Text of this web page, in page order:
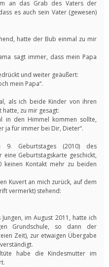
an das Grab des Vaters der
es auch sein Vater (gewesen)
hatte der Bub einmal zu mir
sagt immer, dass mein Papa
und weiter geäußert:
mein Papa“.
als ich beide Kinder von ihren
zu mir gesagt:
in den Himmel kommen sollte,
ja für immer bei Dir, Dieter“.
9. Geburtstages (2010) des
eine Geburtstagskarte geschickt,
Kontakt mehr zu beiden
Kuvert an mich zurück, auf dem
vermerkt) stehend:
im August 2011, hatte ich
Grundschule, so dann der
Zeit), zur etwaigen Übergabe
habe die Kindesmutter im